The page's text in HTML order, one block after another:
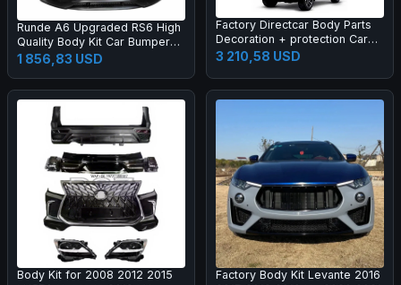
Runde A6 Upgraded RS6 High
Quality Body Kit Car Bumper
Grille Rear Lips Tail Throat Tail
Wing Manufacturer Direct
1 856,83 USD
Factory Directcar Body Parts
Decoration + protection Car
Body Parts Car Accessories
3 210,58 USD
Body Kit for 2008 2012 2015
Factory Body Kit Levante 2016